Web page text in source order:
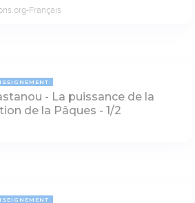
Français
- La puissance de la
de la Pâques - 1/2